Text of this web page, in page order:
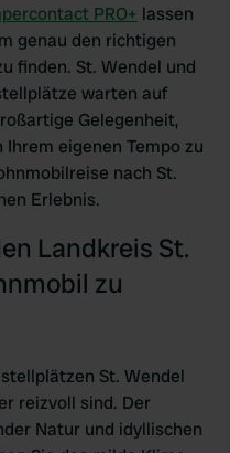
PRO+ lassen
genau den richtigen
finden. St. Wendel und
warten auf
Gelegenheit,
eigenen Tempo zu
nach St.
Erlebnis.
Landkreis St.
zu
St. Wendel
reizvoll sind. Der
Natur und idyllischen